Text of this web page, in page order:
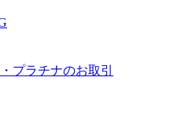
プラチナのお取引